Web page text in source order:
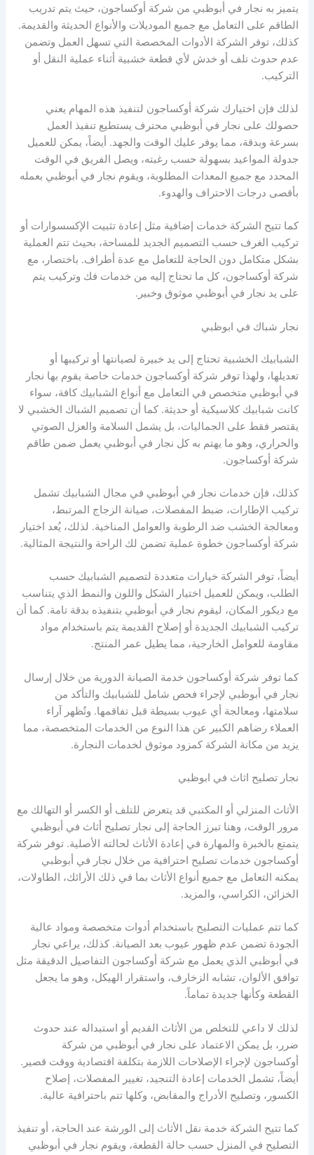
يتميز به نجار في أبوظبي من شركة أوكساجون، حيث يتم تدريب
الطاقم على التعامل مع جميع الموديلات والأنواع الحديثة والقديمة.
كذلك، توفر الشركة الأدوات المخصصة التي تسهل العمل وتضمن
عدم حدوث تلف أو خدش لأي قطعة خشبية أثناء عملية النقل أو
التركيب.
لذلك فإن اختيارك شركة أوكساجون لتنفيذ هذه المهام يعني
حصولك على نجار في أبوظبي محترف يستطيع تنفيذ العمل
بسرعة وبدقة، مما يوفر عليك الوقت والجهد. أيضاً، يمكن للعميل
جدولة المواعيد بسهولة حسب رغبته، ويصل الفريق في الوقت
المحدد مع جميع المعدات المطلوبة، ويقوم نجار في أبوظبي بعمله
بأقصى درجات الاحتراف والهدوء.
كما تتيح الشركة خدمات إضافية مثل إعادة تثبيت الإكسسوارات أو
تركيب الغرف حسب التصميم الجديد للمساحة، بحيث تتم العملية
بشكل متكامل دون الحاجة للتعامل مع عدة أطراف. باختصار، مع
شركة أوكساجون، كل ما تحتاج إليه من خدمات فك وتركيب يتم
على يد نجار في أبوظبي موثوق وخبير.
نجار شباك في ابوظبي
الشبابيك الخشبية تحتاج إلى يد خبيرة لصيانتها أو تركيبها أو
تعديلها، ولهذا توفر شركة أوكساجون خدمات خاصة يقوم بها نجار
في أبوظبي متخصص في التعامل مع أنواع الشبابيك كافة، سواء
كانت شبابيك كلاسيكية أو حديثة. كما أن تصميم الشباك الخشبي لا
يقتصر فقط على الجماليات، بل يشمل السلامة والعزل الصوتي
والحراري، وهو ما يهتم به كل نجار في أبوظبي يعمل ضمن طاقم
شركة أوكساجون.
كذلك، فإن خدمات نجار في أبوظبي في مجال الشبابيك تشمل
تركيب الإطارات، ضبط المفصلات، صيانة الزجاج المرتبط،
ومعالجة الخشب ضد الرطوبة والعوامل المناخية. لذلك، يُعد اختيار
شركة أوكساجون خطوة عملية تضمن لك الراحة والنتيجة المثالية.
أيضاً، توفر الشركة خيارات متعددة لتصميم الشبابيك حسب
الطلب، ويمكن للعميل اختيار الشكل واللون والنمط الذي يتناسب
مع ديكور المكان، ليقوم نجار في أبوظبي بتنفيذه بدقة تامة. كما أن
تركيب الشبابيك الجديدة أو إصلاح القديمة يتم باستخدام مواد
مقاومة للعوامل الخارجية، مما يطيل عمر المنتج.
كما توفر شركة أوكساجون خدمة الصيانة الدورية من خلال إرسال
نجار في أبوظبي لإجراء فحص شامل للشبابيك والتأكد من
سلامتها، ومعالجة أي عيوب بسيطة قبل تفاقمها. وتُظهر آراء
العملاء رضاهم الكبير عن هذا النوع من الخدمات المتخصصة، مما
يزيد من مكانة الشركة كمزود موثوق لخدمات النجارة.
نجار تصليح اثاث في ابوظبي
الأثاث المنزلي أو المكتبي قد يتعرض للتلف أو الكسر أو التهالك مع
مرور الوقت، وهنا تبرز الحاجة إلى نجار تصليح أثاث في أبوظبي
يتمتع بالخبرة والمهارة في إعادة الأثاث لحالته الأصلية. توفر شركة
أوكساجون خدمات تصليح احترافية من خلال نجار في أبوظبي
يمكنه التعامل مع جميع أنواع الأثاث بما في ذلك الأرائك، الطاولات،
الخزائن، الكراسي، والمزيد.
كما تتم عمليات التصليح باستخدام أدوات متخصصة ومواد عالية
الجودة تضمن عدم ظهور عيوب بعد الصيانة. كذلك، يراعي نجار
في أبوظبي الذي يعمل مع شركة أوكساجون التفاصيل الدقيقة مثل
توافق الألوان، تشابه الزخارف، واستقرار الهيكل، وهو ما يجعل
القطعة وكأنها جديدة تماماً.
لذلك لا داعي للتخلص من الأثاث القديم أو استبداله عند حدوث
ضرر، بل يمكن الاعتماد على نجار في أبوظبي من شركة
أوكساجون لإجراء الإصلاحات اللازمة بتكلفة اقتصادية ووقت قصير.
أيضاً، تشمل الخدمات إعادة التنجيد، تغيير المفصلات، إصلاح
الكسور، وتصليح الأدراج والمقابض، وكلها تتم باحترافية عالية.
كما تتيح الشركة خدمة نقل الأثاث إلى الورشة عند الحاجة، أو تنفيذ
التصليح في المنزل حسب حالة القطعة، ويقوم نجار في أبوظبي